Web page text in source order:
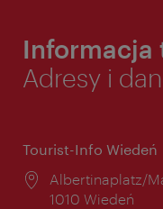
Informacja
Adresy i
Tourist-Info Wiedeń
Miejsce:
Albertinaplatz/
1010 Wiedeń